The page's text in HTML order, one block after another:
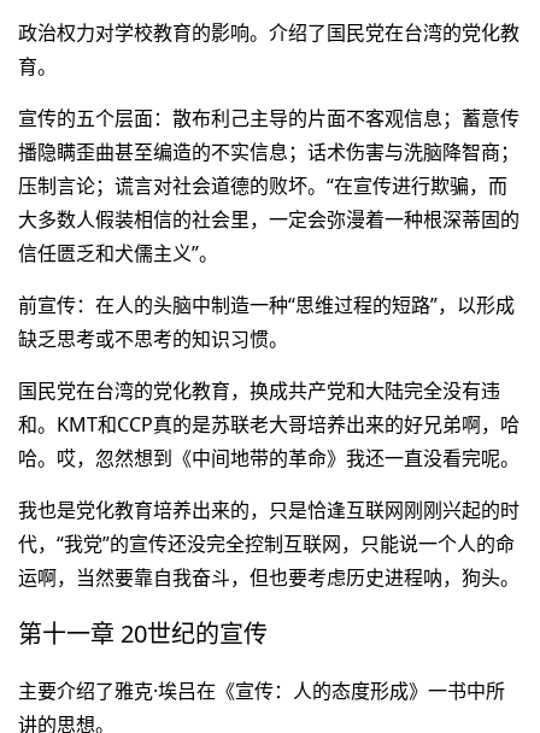
政治权力对学校教育的影响。介绍了国民党在台湾的党化教
育。
宣传的五个层面：散布利己主导的片面不客观信息；蓄意传
播隐瞒歪曲甚至编造的不实信息；话术伤害与洗脑降智商；
压制言论；谎言对社会道德的败坏。“在宣传进行欺骗，而
大多数人假装相信的社会里，一定会弥漫着一种根深蒂固的
信任匮乏和犬儒主义”。
前宣传：在人的头脑中制造一种“思维过程的短路”，以形成
缺乏思考或不思考的知识习惯。
国民党在台湾的党化教育，换成共产党和大陆完全没有违
和。KMT和CCP真的是苏联老大哥培养出来的好兄弟啊，哈
哈。哎，忽然想到《中间地带的革命》我还一直没看完呢。
我也是党化教育培养出来的，只是恰逢互联网刚刚兴起的时
代，“我党”的宣传还没完全控制互联网，只能说一个人的命
运啊，当然要靠自我奋斗，但也要考虑历史进程呐，狗头。
第十一章 20世纪的宣传
主要介绍了雅克·埃吕在《宣传：人的态度形成》一书中所
讲的思想。